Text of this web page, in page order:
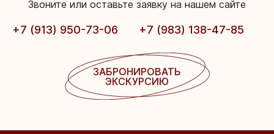
Звоните или оставьте заявку на нашем сайте
+7 (913) 950-73-06 +7 (983) 138-47-85
ЗАБРОНИРОВАТЬ
ЭКСКУРСИЮ